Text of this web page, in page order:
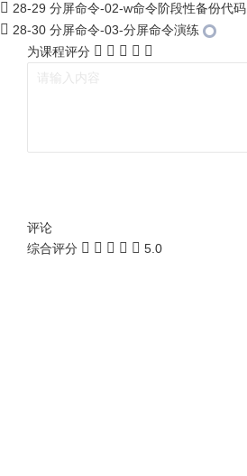
28-29 分屏命令-02-w命令阶段性备份代码
28-30 分屏命令-03-分屏命令演练
为课程评分
评论
综合评分
5.0